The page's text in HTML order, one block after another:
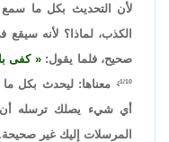
لأن التحديث بكل ما سمع
الكذب، لماذا؟ لأنه
صحيح، فلما يقول:
كفى
1/10]،
معناها: ليحدث بكل
أي شيء يصلك ترسله أن
المرسلات إليك غير صحيحة.